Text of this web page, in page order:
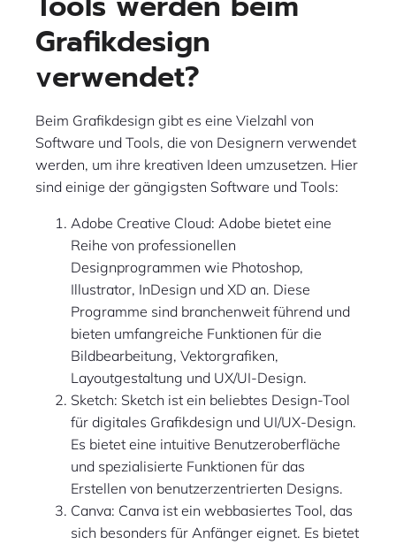
Grafikdesign
verwendet?
Beim Grafikdesign gibt es eine Vielzahl von
Software und Tools, die von Designern verwendet
werden, um ihre kreativen Ideen umzusetzen. Hier
sind einige der gängigsten Software und Tools:
Adobe Creative Cloud: Adobe bietet eine
Reihe von professionellen
Designprogrammen wie Photoshop,
Illustrator, InDesign und XD an. Diese
Programme sind branchenweit führend und
bieten umfangreiche Funktionen für die
Bildbearbeitung, Vektorgrafiken,
Layoutgestaltung und UX/UI-Design.
Sketch: Sketch ist ein beliebtes Design-Tool
für digitales Grafikdesign und UI/UX-Design.
Es bietet eine intuitive Benutzeroberfläche
und spezialisierte Funktionen für das
Erstellen von benutzerzentrierten Designs.
Canva: Canva ist ein webbasiertes Tool, das
sich besonders für Anfänger eignet. Es bietet